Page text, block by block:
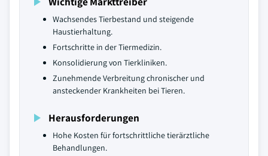
Wachsendes Tierbestand und steigende
Haustierhaltung.
Fortschritte in der Tiermedizin.
Konsolidierung von Tierkliniken.
Zunehmende Verbreitung chronischer und
ansteckender Krankheiten bei Tieren.
Herausforderungen
Hohe Kosten für fortschrittliche tierärztliche
Behandlungen.